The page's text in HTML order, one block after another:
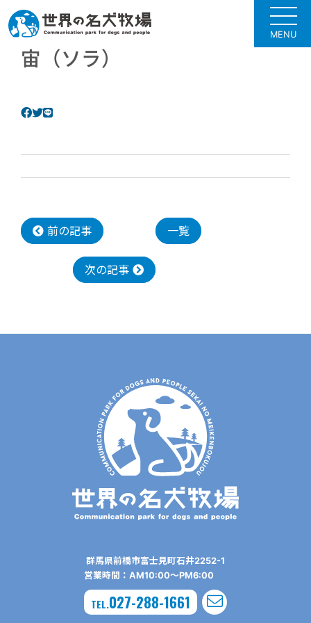
MENU
宙（ソラ）
前の記事 一覧
次の記事
群⾺県前橋市富⼠⾒町⽯井2252-1
営業時間：AM10:00〜PM6:00
TEL.027-288-1661